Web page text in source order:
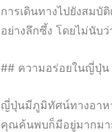
การเดินทางไปยังสมบั
อย่างลึกซึ้ง โดยไม่นับ
## ความอร่อยในญี่ปุ่น
ญี่ปุ่นมีภูมิทัศน์ทางอาห
คุณค้นพบก็มีอยู่มากมา